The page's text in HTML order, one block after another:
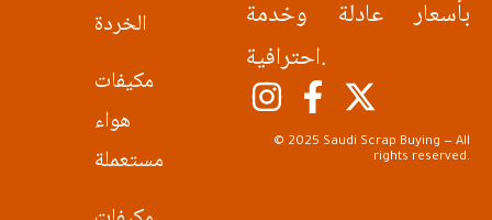
بأسعار عادلة وخدمة
احترافية.
© 2025 Saudi Scrap Buying — All
rights reserved.
الخردة
مكيفات
هواء
مستعملة